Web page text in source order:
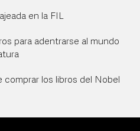
en la FIL
para adentrarse al mundo
los libros del Nobel